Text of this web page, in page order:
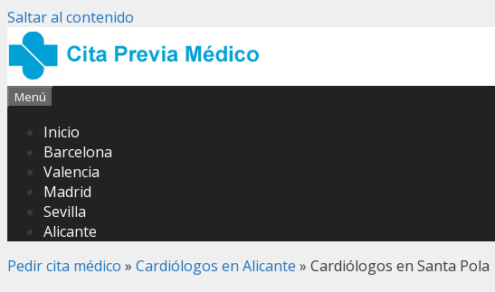
Saltar al contenido
Menú
Inicio
Barcelona
Valencia
Madrid
Sevilla
Alicante
Pedir cita médico » Cardiólogos en Alicante » Cardiólogos en Santa Pola